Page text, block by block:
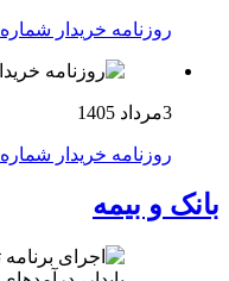
روزنامه خریدار شماره 2195
3مرداد 1405
روزنامه خریدار شماره 2194
بانک و بیمه